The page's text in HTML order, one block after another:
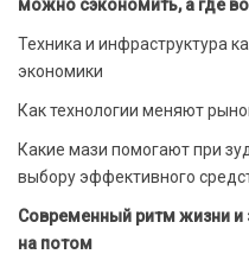
можно сэкономить, а где
Техника и инфраструктура
экономики
Как технологии меняют
Какие мази помогают при
выбору эффективного
Современный ритм жизни и
на потом